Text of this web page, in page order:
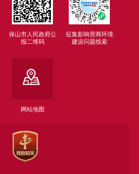
保山市人民政府公
报二维码
征集影响营商环境
建设问题线索
网站地图